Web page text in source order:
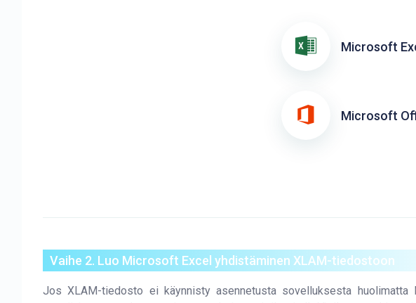
Microsoft
Microsoft
Vaihe 2. Luo Microsoft Excel yhdistäminen XLAM-tiedostoon
Jos XLAM-tiedosto ei käynnisty asennetusta sovelluksesta huolimatta